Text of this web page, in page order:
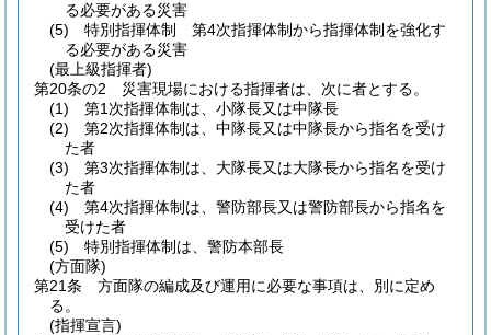
る必要がある災害
(5)
特別指揮体制 第4次指揮体制から指揮体制を強化す
る必要がある災害
(最上級指揮者)
第20条の2
災害現場における指揮者は、次に者とする。
(1)
第1次指揮体制は、小隊長又は中隊長
(2)
第2次指揮体制は、中隊長又は中隊長から指名を受け
た者
(3)
第3次指揮体制は、大隊長又は大隊長から指名を受け
た者
(4)
第4次指揮体制は、警防部長又は警防部長から指名を
受けた者
(5)
特別指揮体制は、警防本部長
(方面隊)
第21条
方面隊の編成及び運用に必要な事項は、別に定め
る。
(指揮宣言)